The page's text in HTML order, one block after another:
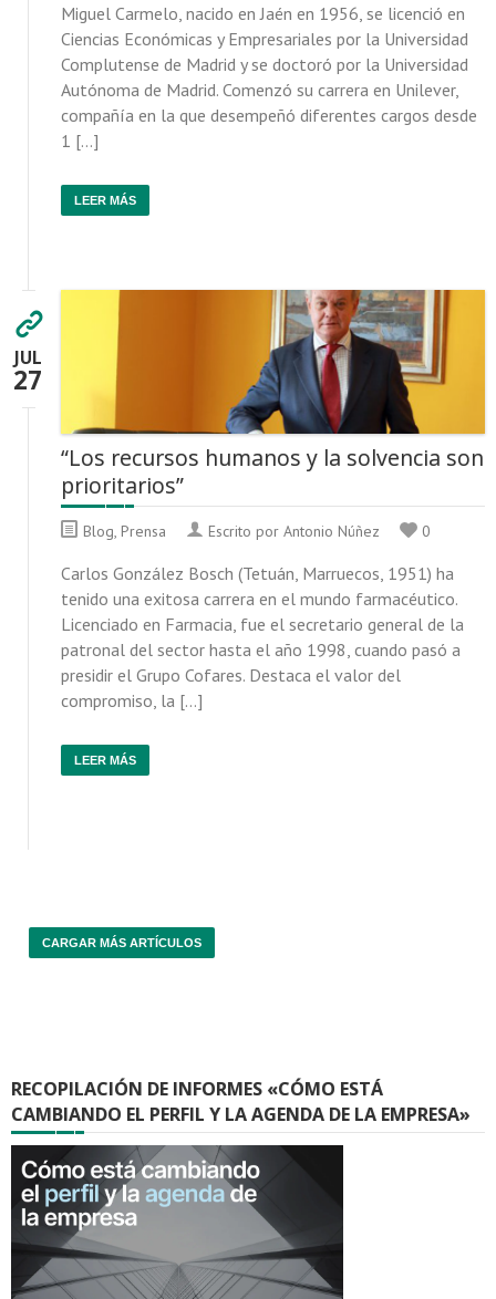
Miguel Carmelo, nacido en Jaén en 1956, se licenció en
Ciencias Económicas y Empresariales por la Universidad
Complutense de Madrid y se doctoró por la Universidad
Autónoma de Madrid. Comenzó su carrera en Unilever,
compañía en la que desempeñó diferentes cargos desde
1 […]
LEER MÁS
JUL
27
“Los recursos humanos y la solvencia son
prioritarios”
Blog Prensa Escrito por Antonio Núñez 0
Carlos González Bosch (Tetuán, Marruecos, 1951) ha
tenido una exitosa carrera en el mundo farmacéutico.
Licenciado en Farmacia, fue el secretario general de la
patronal del sector hasta el año 1998, cuando pasó a
presidir el Grupo Cofares. Destaca el valor del
compromiso, la […]
LEER MÁS
CARGAR MÁS ARTÍCULOS
RECOPILACIÓN DE INFORMES «CÓMO ESTÁ
CAMBIANDO EL PERFIL Y LA AGENDA DE LA EMPRESA»